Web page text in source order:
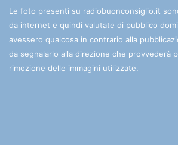
Le foto presenti su radiobuonconsiglio.it
da internet e quindi valutate di pubblico
avessero qualcosa in contrario alla
da segnalarlo alla direzione che provvederà
rimozione delle immagini utilizzate.